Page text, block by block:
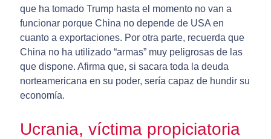
que ha tomado Trump hasta el momento no van a
funcionar porque China no depende de USA en
cuanto a exportaciones. Por otra parte, recuerda que
China no ha utilizado “armas” muy peligrosas de las
que dispone. Afirma que, si sacara toda la deuda
norteamericana en su poder, sería capaz de hundir su
economía.
Ucrania, víctima propiciatoria